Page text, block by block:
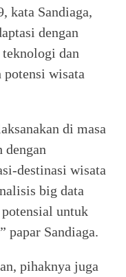
kata Sandiaga,
dengan
dan
wisata
di masa
destinasi wisata
big data
untuk
papar Sandiaga.
pihaknya juga